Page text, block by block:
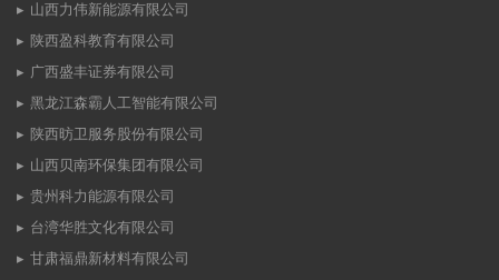
山西力伟新能源有限公司
陕西盈科教育有限公司
广西盛丰证券有限公司
黑龙江森霸人工智能有限公司
陕西昉卫服务股份有限公司
山西贝南环保集团有限公司
贵州科力能源有限公司
台湾华胜文化有限公司
甘肃福鼎新材料有限公司